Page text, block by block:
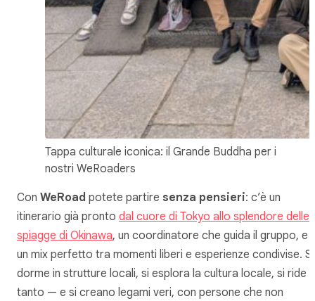
Tappa culturale iconica: il Grande Buddha per i
nostri WeRoaders
Con WeRoad potete partire senza pensieri: c’è un
itinerario già pronto dal cuore di Tokyo allo splendore delle
spiagge di Okinawa, un coordinatore che guida il gruppo, e
un mix perfetto tra momenti liberi e esperienze condivise. Si
dorme in strutture locali, si esplora la cultura locale, si ride
tanto — e si creano legami veri, con persone che non